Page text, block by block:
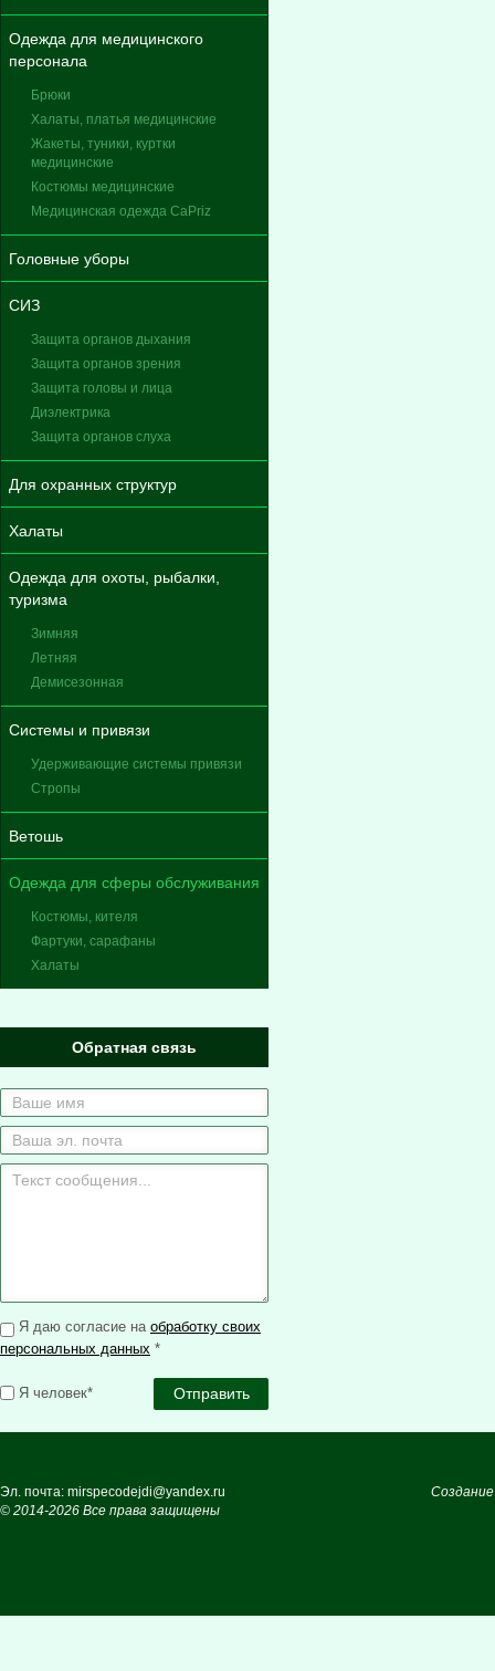
Одежда для медицинского
персонала
Брюки
Халаты, платья медицинские
Жакеты, туники, куртки
медицинские
Костюмы медицинские
Медицинская одежда CaPriz
Головные уборы
СИЗ
Защита органов дыхания
Защита органов зрения
Защита головы и лица
Диэлектрика
Защита органов слуха
Для охранных структур
Халаты
Одежда для охоты, рыбалки,
туризма
Зимняя
Летняя
Демисезонная
Системы и привязи
Удерживающие системы привязи
Стропы
Ветошь
Одежда для сферы обслуживания
Костюмы, кителя
Фартуки, сарафаны
Халаты
Обратная связь
Я даю согласие на обработку своих
персональных данных *
Я человек*
Эл. почта: mirspecodejdi@yandex.ru
© 2014-2026 Все права защищены